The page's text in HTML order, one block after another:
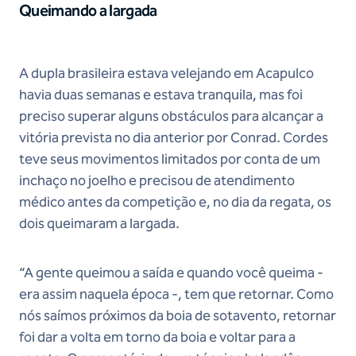
Queimando a largada
A dupla brasileira estava velejando em Acapulco
havia duas semanas e estava tranquila, mas foi
preciso superar alguns obstáculos para alcançar a
vitória prevista no dia anterior por Conrad. Cordes
teve seus movimentos limitados por conta de um
inchaço no joelho e precisou de atendimento
médico antes da competição e, no dia da regata, os
dois queimaram a largada.
“A gente queimou a saída e quando você queima -
era assim naquela época -, tem que retornar. Como
nós saímos próximos da boia de sotavento, retornar
foi dar a volta em torno da boia e voltar para a